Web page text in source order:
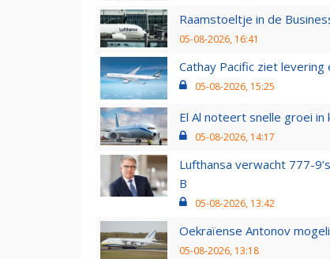
Raamstoeltje in de
05-08-2026, 16:41
Cathay Pacific ziet
05-08-2026, 15:25
El Al noteert snelle groei
05-08-2026, 14:17
Lufthansa verwacht 777-
B
05-08-2026, 13:42
Oekraïense Antonov
05-08-2026, 13:18